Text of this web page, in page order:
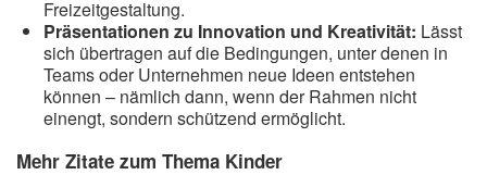
Freizeitgestaltung.
Präsentationen zu Innovation und Kreativität: Lässt
sich übertragen auf die Bedingungen, unter denen in
Teams oder Unternehmen neue Ideen entstehen
können – nämlich dann, wenn der Rahmen nicht
einengt, sondern schützend ermöglicht.
Mehr Zitate zum Thema Kinder